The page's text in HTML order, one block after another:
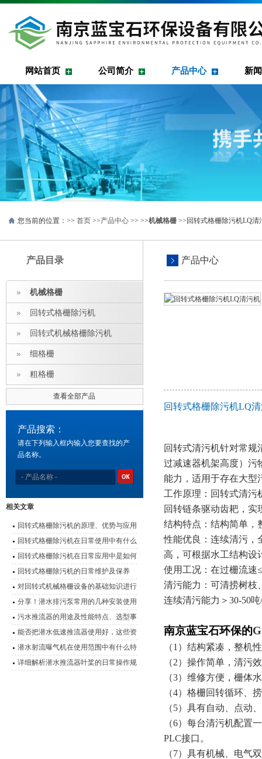
网站首页 公司简介 产品中心 新
您当前的位置：>> 首页 >>产品中心 >> >>机械格栅 >>回转式格栅除污机LQ清
产品目录
机械格栅
回转式格栅除污机
回转式机械格栅除污机
细格栅
粗格栅
查看全部产品
产品搜索：
请在下列输入框内输入您要查找的产
品名称。
相关文章
回转式格栅除污机的原理、优势与应用
回转式格栅除污机在日常使用中有什么
优点？
回转式格栅除污机在日常应用中是如何
运行的？
回转式格栅除污机的日常维护及保养
对回转式机械格栅设备的基础知识进行
详细说明
分享！潜水排污泵常用的几种安装使用
方式
污水推流器的用途及性能特点、选型事
项说明
能否把潜水低速推流器使用好，这些资
料是关键
潜水射流曝气机在使用范围中有什么特
点？
详细解析潜水推流器叶桨的日常操作规
产品中心
回转式格栅除污机LQ
回转式清污机针对常规
过减速器机架高度）污
能力，适用于存在大型
工作原理：回转式清污
回转链条驱动齿耙，实
结构特点：结构简单，
性能优良：连续清污，
高，可根据水工结构设
使用工况：在过栅流速
清污能力：可清捞树枝
连续清污能力＞30-50
南京蓝宝石环保的
（1）结构紧凑，整机
（2）操作简单，清污
（3）维修方便，栅体
（4）格栅回转循环、
（5）具有自动、点动
（6）每台清污机配置
PLC接口。
（7）具有机械、电气